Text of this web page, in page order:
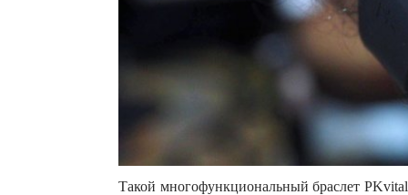
Такой многофункциональный браслет